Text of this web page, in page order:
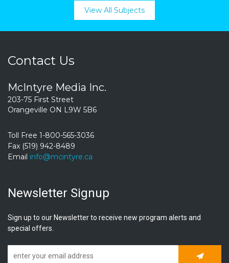
View All Subjects
Contact Us
McIntyre Media Inc.
203-75 First Street
Orangeville ON L9W 5B6
Toll Free 1-800-565-3036
Fax (519) 942-8489
Email info@mcintyre.ca
Newsletter Signup
Sign up to our Newsletter to receive new program alerts and
special offers.